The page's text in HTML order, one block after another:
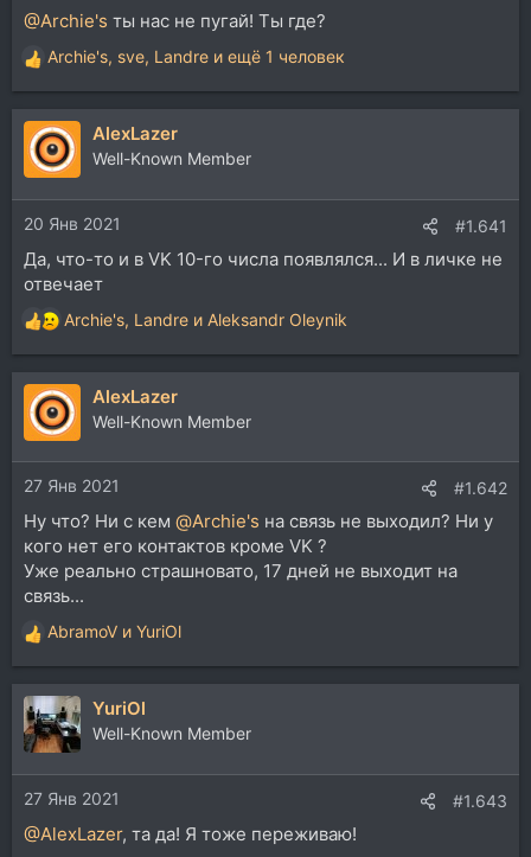
@Archie's ты нас не пугай! Ты где?
Р
е
а
к
ц
и
и
:
Archie's, sve, Landre и ещё 1 человек
AlexLazer
Well-Known Member
20 Янв 2021 #1.641
Да, что-то и в VK 10-го числа появлялся... И в личке не
отвечает
Р
е
а
к
ц
и
и
:
Archie's, Landre и Aleksandr Oleynik
AlexLazer
Well-Known Member
27 Янв 2021 #1.642
Ну что? Ни с кем @Archie's на связь не выходил? Ни у
кого нет его контактов кроме VK ?
Уже реально страшновато, 17 дней не выходит на
связь...
Р
е
а
к
ц
и
и
:
AbramoV и YuriOl
YuriOl
Well-Known Member
27 Янв 2021 #1.643
@AlexLazer, та да! Я тоже переживаю!